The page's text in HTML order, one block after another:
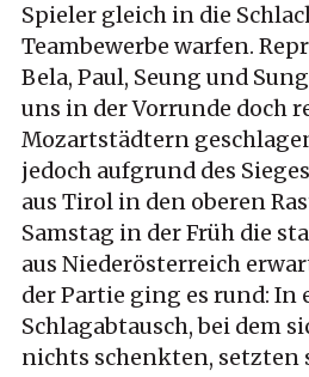
Spieler gleich in die
Teambewerbe warfen.
Bela, Paul, Seung und
uns in der Vorrunde doch
Mozartstädtern
jedoch aufgrund des
aus Tirol in den oberen
Samstag in der Früh die
aus Niederösterreich
der Partie ging es rund: In
Schlagabtausch, bei dem
nichts schenkten, setzten